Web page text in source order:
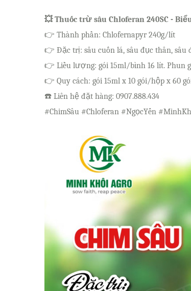
💥 Thuốc trừ sâu Chloferan 240SC -
👉 Thành phần: Chlofernapyr 240g/lít
👉 Đặc trị: sâu cuốn lá, sâu đục thân, sâu
👉 Liều lượng: gói 15ml/bình 16 lít. Phun
👉 Quy cách: gói 15ml x 10 gói/hộp x 60
☎️ Liên hệ đặt hàng: 0907.888.434
#ChimSâu #Chloferan #NgọcYến